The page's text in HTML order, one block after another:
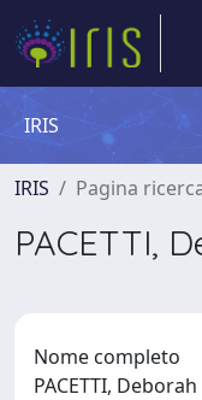
IRIS
IRIS Pagina
PACETTI,
Nome completo
PACETTI, Deborah